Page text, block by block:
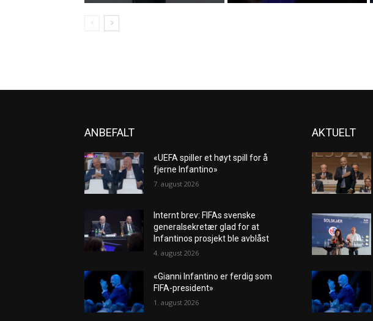
ANBEFALT
«UEFA spiller et høyt spill for å
fjerne Infantino»
7. august 2026
Internt brev: FIFAs svenske
generalsekretær glad for at
Infantinos prosjekt ble avblåst
4. august 2026
«Gianni Infantino er ferdig som
FIFA-president»
1. august 2026
AKTUELT